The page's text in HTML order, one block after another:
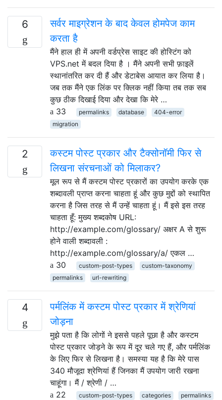
6
सर्वर माइग्रेशन के बाद केवल होमपेज काम
करता है
मैंने हाल ही में अपनी वर्डप्रेस साइट की होस्टिंग को
VPS.net में बदल दिया है । मैंने अपनी सभी फ़ाइलें
स्थानांतरित कर दी हैं और डेटाबेस आयात कर लिया है।
जब तक मैंने एक लिंक पर क्लिक नहीं किया तब तक सब
कुछ ठीक दिखाई दिया और देखा कि मेरे …
33
permalinks database
404-error
migration
2
कस्टम पोस्ट प्रकार और टैक्सोनॉमी फिर से
लिखना संरचनाओं को मिलाकर?
मूल रूप से मैं कस्टम पोस्ट प्रकारों का उपयोग करके एक
शब्दावली प्राप्त करना चाहता हूं और कुछ मुद्दों को स्थापित
करना है जिस तरह से मैं उन्हें चाहता हूं। मैं इसे इस तरह
चाहता हूँ: मुख्य शब्दकोष URL:
http://example.com/glossary/ अक्षर A से शुरू
होने वाली शब्दावली :
http://example.com/glossary/a/ एकल …
30
custom-post-types
custom-taxonomy
permalinks
url-rewriting
4
पर्मलिंक में कस्टम पोस्ट प्रकार में श्रेणियां
जोड़ना
मुझे पता है कि लोगों ने इससे पहले पूछा है और कस्टम
पोस्ट प्रकार जोड़ने के रूप में दूर चले गए हैं, और पर्मलिंक
के लिए फिर से लिखना है। समस्या यह है कि मेरे पास
340 मौजूदा श्रेणियां हैं जिनका मैं उपयोग जारी रखना
चाहूंगा। मैं / श्रेणी / …
22
custom-post-types categories permalinks